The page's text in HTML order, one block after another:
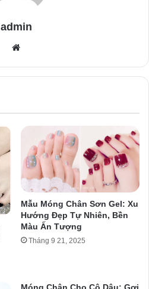
admin
Website
Mẫu Móng Chân Sơn Gel: Xu
Hướng Đẹp Tự Nhiên, Bền
Màu Ấn Tượng
Tháng 9 21, 2025
Móng Chân Cho Cô Dâu: Gợi